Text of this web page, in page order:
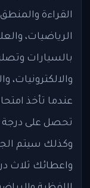
القراءة
الرياضيات،
بالسيارات
والالكترونيات،
تحصل على درجة
وكذلك سيتم
واعطائك ثلاث